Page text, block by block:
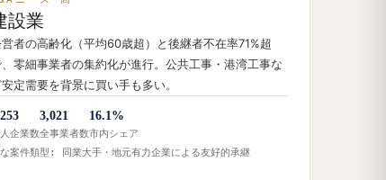
設業
者の高齢化（平均60歳超）と後継者不在率71%超
零細事業者の集約化が進行。公共工事・港湾工事な
安定需要を背景に買い手も多い。
企業数
3,021
全事業者数
16.1%
市内シェア
案件類型: 同業大手・地元有力企業による友好的承継